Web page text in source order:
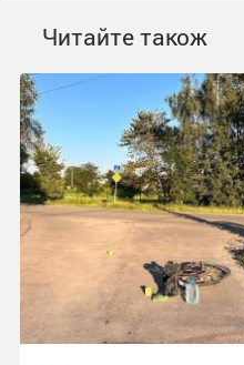
Читайте також